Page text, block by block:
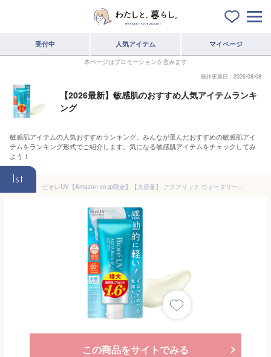
受付中 人気アイテム マイページ
本ページはプロモーションを含みます
最終更新日：2026/08/08
【2026最新】敏感肌のおすすめ人気アイテムランキ
ング
敏感肌アイテムの人気おすすめランキング。みんなが選んだおすすめの敏感肌アイ
テムをランキング形式でご紹介します。気になる敏感肌アイテムをチェックしてみ
よう！
1st
ビオレUV【Amazon.co.jp限定】【大容量】 アクアリッチ ウォータリーエッセンス 110g (通常品の1.6倍) 日焼け止め SPF50+/PA++++
この商品をサイトでみる